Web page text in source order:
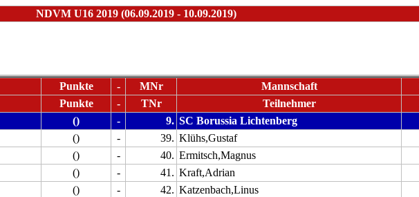
NDVM U16 2019 (06.09.2019 - 10.09.2019)
Punkte - MNr Mannschaft
Punkte - TNr Teilnehmer
() - 9. SC Borussia Lichtenberg
() - 39. Klühs,Gustaf
() - 40. Ermitsch,Magnus
() - 41. Kraft,Adrian
() - 42. Katzenbach,Linus